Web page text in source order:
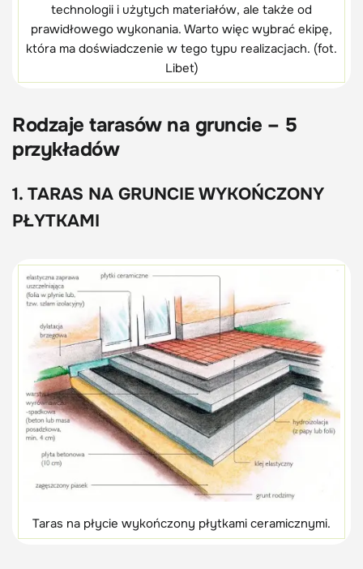
technologii i użytych materiałów, ale także od
prawidłowego wykonania. Warto więc wybrać ekipę,
która ma doświadczenie w tego typu realizacjach. (fot.
Libet)
Rodzaje tarasów na gruncie – 5
przykładów
1. TARAS NA GRUNCIE WYKOŃCZONY
PŁYTKAMI
Taras na płycie wykończony płytkami ceramicznymi.